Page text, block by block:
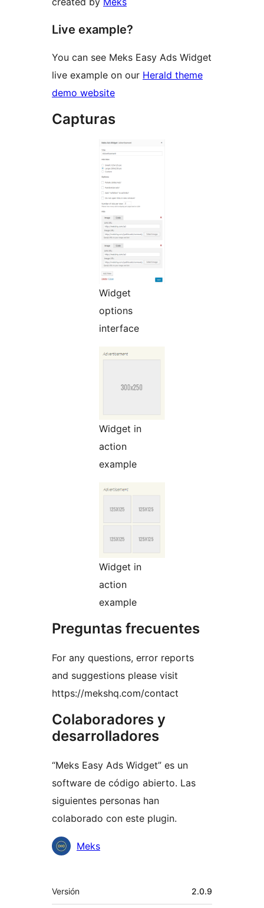
Live example?
You can see Meks Easy Ads Widget
live example on our Herald theme
demo website
Capturas
Widget
options
interface
Widget in
action
example
Widget in
action
example
Preguntas frecuentes
For any questions, error reports
and suggestions please visit
https://mekshq.com/contact
Colaboradores y
desarrolladores
“Meks Easy Ads Widget” es un
software de código abierto. Las
siguientes personas han
colaborado con este plugin.
Colaboradores
Meks
Meta
Versión 2.0.9